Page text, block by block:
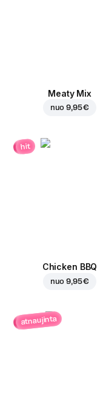
Meaty Mix
nuo9,95 €
hit
Chicken BBQ
nuo9,95 €
atnaujinta